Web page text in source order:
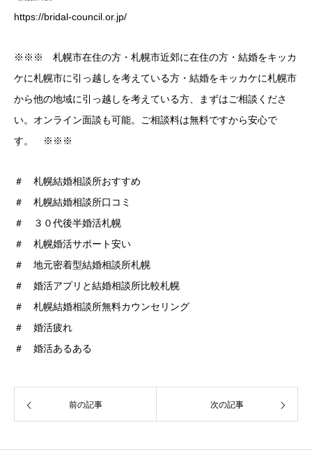
https://bridal-council.or.jp/
※※※ 札幌市在住の方・札幌市近郊に在住の方・結婚をキッカ
ケに札幌市に引っ越しを考えている方・結婚をキッカケに札幌市
から他の地域に引っ越しを考えている方、まずはご相談くださ
い。オンライン面談も可能。ご相談料は無料ですから安心で
す。 ※※※
＃ 札幌結婚相談所おすすめ
＃ 札幌結婚相談所口コミ
＃ ３０代後半婚活札幌
＃ 札幌婚活サポート安い
＃ 地元密着型結婚相談所札幌
＃ 婚活アプリと結婚相談所比較札幌
＃ 札幌結婚相談所無料カウンセリング
＃ 婚活疲れ
＃ 婚活あるある
前の記事 次の記事